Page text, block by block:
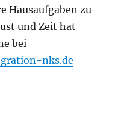
Hausaufgaben zu
und Zeit hat
bei
nks.de